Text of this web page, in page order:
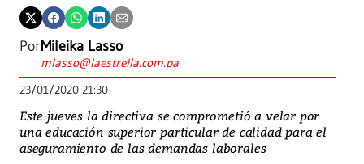
PorMileika Lasso
mlasso@laestrella.com.pa
23/01/2020 21:30
Este jueves la directiva se comprometió a velar por
una educación superior particular de calidad para el
aseguramiento de las demandas laborales